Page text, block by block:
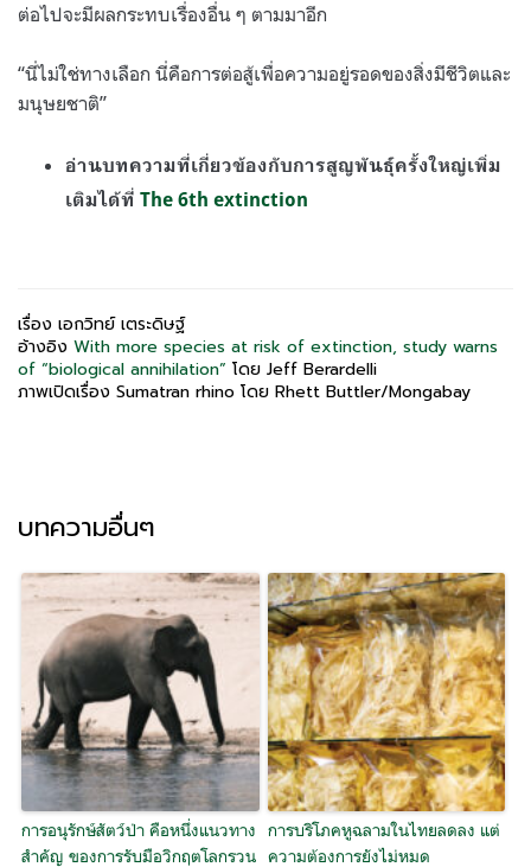
ต่อไปจะมีผลกระทบเรื่องอื่น ๆ ตามมาอีก
“นี่ไม่ใช่ทางเลือก นี่คือการต่อสู้เพื่อความอยู่รอดของสิ่งมีชีวิตและ
มนุษยชาติ”
อ่านบทความที่เกี่ยวข้องกับการสูญพันธุ์ครั้งใหญ่เพิ่ม
เติมได้ที่ The 6th extinction
เรื่อง เอกวิทย์ เตระดิษฐ์
อ้างอิง With more species at risk of extinction, study warns
of “biological annihilation” โดย Jeff Berardelli
ภาพเปิดเรื่อง Sumatran rhino โดย Rhett Buttler/Mongabay
บทความอื่นๆ
การอนุรักษ์สัตว์ป่า คือหนึ่งแนวทาง
สำคัญ ของการรับมือวิกฤตโลกรวน
การบริโภคหูฉลามในไทยลดลง แต่
ความต้องการยังไม่หมด